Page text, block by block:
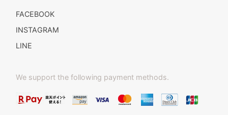
FACEBOOK
INSTAGRAM
LINE
We support the following payment methods.